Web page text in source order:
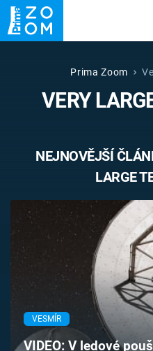
ZRÁDCI
ZÁHADY VETŘELCI
Témata
TV Program
Časopis
Prima Zoom
VERY
NEJNOVĚJŠÍ
LARGE
VESMÍR
VIDEO: V ledové